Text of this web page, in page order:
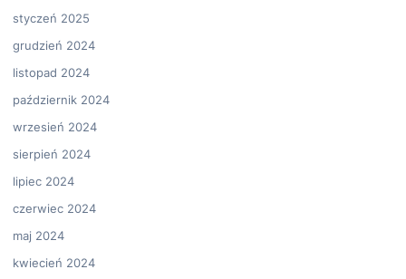
styczeń 2025
grudzień 2024
listopad 2024
październik 2024
wrzesień 2024
sierpień 2024
lipiec 2024
czerwiec 2024
maj 2024
kwiecień 2024